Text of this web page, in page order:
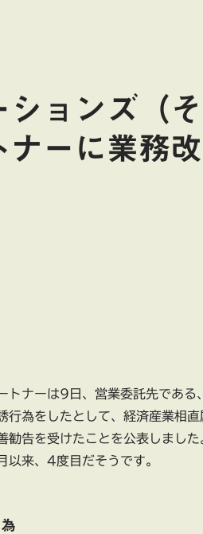
ョンズ（
ーに業務
トナーは9日、営業委託先である
行為をしたとして、経済産業相
勧告を受けたことを公表しまし
来、4度目だそうです。